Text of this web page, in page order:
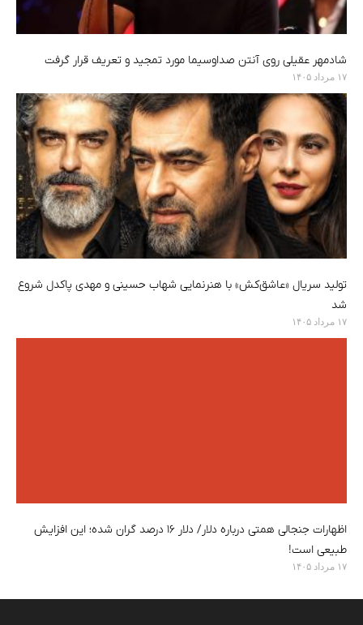
شادمهر عقیلی روی آنتن صداوسیما مورد تمجید و تعریف قرار گرفت
۱۷ مرداد ۱۴۰۵
تولید سریال «عاشق‌کش» با هنرنمایی شهاب حسینی و مهدی پاکدل شروع
شد
۱۷ مرداد ۱۴۰۵
اظهارات جنجالی همتی درباره دلار/ دلار ۱۶ درصد گران شده؛ این افزایش
طبیعی است!
۱۷ مرداد ۱۴۰۵